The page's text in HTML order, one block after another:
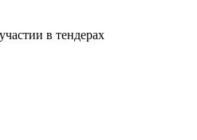
в тендерах